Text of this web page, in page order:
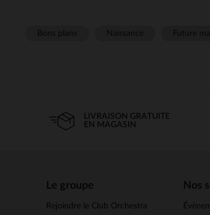
LIVRAISON GRATUITE
EN MAGASIN
Le groupe
Rejoindre le Club Orchestra
Nos